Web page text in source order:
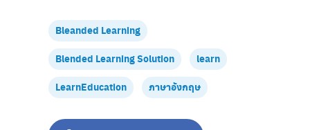
Bleanded Learning
Blended Learning Solution
learn
LearnEducation
ภาษาอังกฤษ